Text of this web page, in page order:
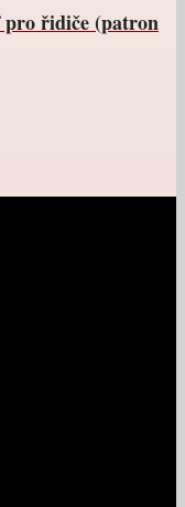
řidiče (patron
Kč